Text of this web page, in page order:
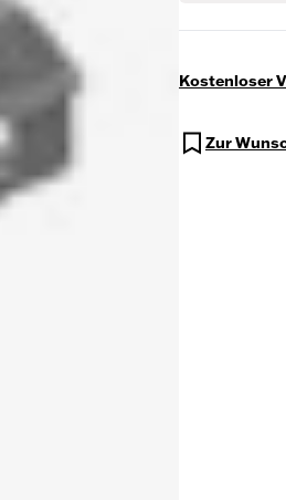
Kostenloser
Zur